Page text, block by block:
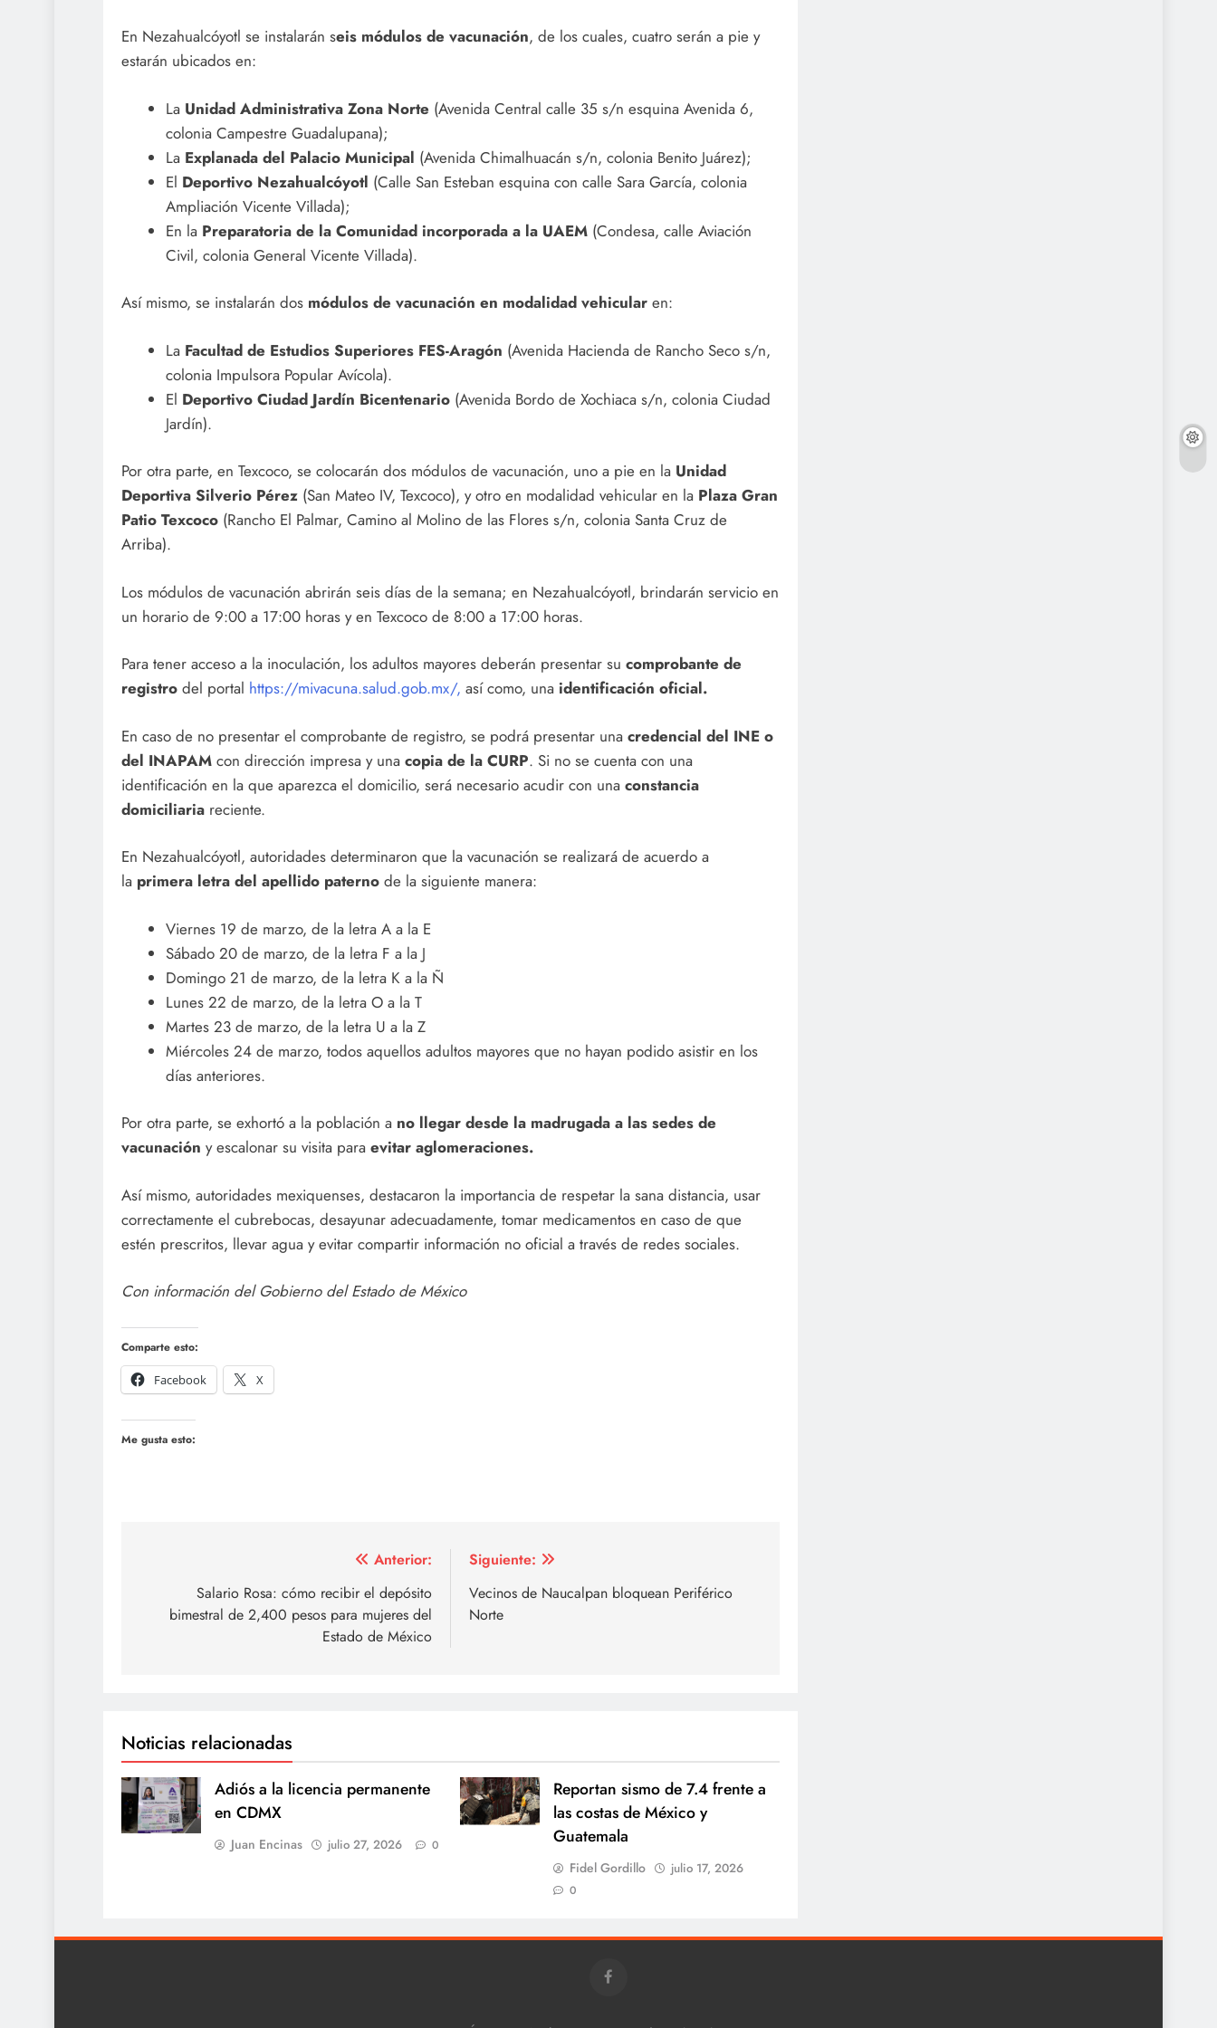
En Nezahualcóyotl se instalarán seis módulos de vacunación, de los cuales, cuatro serán a pie y
estarán ubicados en:
LaUnidad Administrativa Zona Norte (Avenida Central calle 35 s/n esquina Avenida 6,
colonia Campestre Guadalupana);
La Explanada del Palacio Municipal (Avenida Chimalhuacán s/n, colonia Benito Juárez);
El Deportivo Nezahualcóyotl (Calle San Esteban esquina con calle Sara García, colonia
Ampliación Vicente Villada);
En la Preparatoria de la Comunidad incorporada a la UAEM(Condesa, calle Aviación
Civil, colonia General Vicente Villada).
Así mismo, se instalarán dos módulos de vacunación en modalidad vehicular en:
La Facultad de Estudios Superiores FES-Aragón (Avenida Hacienda de Rancho Seco s/n,
colonia Impulsora Popular Avícola).
El Deportivo Ciudad Jardín Bicentenario(Avenida Bordo de Xochiaca s/n, colonia Ciudad
Jardín).
Por otra parte, en Texcoco, se colocarán dos módulos de vacunación, uno a pie en la Unidad
Deportiva Silverio Pérez (San Mateo IV, Texcoco), y otro en modalidad vehicular en la Plaza Gran
Patio Texcoco (Rancho El Palmar, Camino al Molino de las Flores s/n, colonia Santa Cruz de
Arriba).
Los módulos de vacunación abrirán seis días de la semana; en Nezahualcóyotl, brindarán servicio en
un horario de 9:00 a 17:00 horas y en Texcoco de 8:00 a 17:00 horas.
Para tener acceso a la inoculación, los adultos mayores deberán presentar su comprobante de
registro del portal https://mivacuna.salud.gob.mx/, así como, una identificación oficial.
En caso de no presentar el comprobante de registro, se podrá presentar una credencial del INE o
del INAPAM con dirección impresa y una copia de la CURP. Si no se cuenta con una
identificación en la que aparezca el domicilio, será necesario acudir con una constancia
domiciliaria reciente.
En Nezahualcóyotl, autoridades determinaron que la vacunación se realizará de acuerdo a
la primera letra del apellido paterno de la siguiente manera:
Viernes 19 de marzo, de la letra A a la E
Sábado 20 de marzo, de la letra F a la J
Domingo 21 de marzo, de la letra K a la Ñ
Lunes 22 de marzo, de la letra O a la T
Martes 23 de marzo, de la letra U a la Z
Miércoles 24 de marzo, todos aquellos adultos mayores que no hayan podido asistir en los
días anteriores.
Por otra parte, se exhortó a la población a no llegar desde la madrugada a las sedes de
vacunación y escalonar su visita para evitar aglomeraciones.
Así mismo, autoridades mexiquenses, destacaron la importancia de respetar la sana distancia, usar
correctamente el cubrebocas, desayunar adecuadamente, tomar medicamentos en caso de que
estén prescritos, llevar agua y evitar compartir información no oficial a través de redes sociales.
Con información del Gobierno del Estado de México
Comparte esto:
Facebook
X
Me gusta esto:
entradas
Anterior:
Salario Rosa: cómo recibir el depósito
bimestral de 2,400 pesos para mujeres del
Estado de México
Siguiente:
Vecinos de Naucalpan bloquean Periférico
Norte
Noticias relacionadas
Adiós a la licencia permanente
en CDMX
Juan Encinas julio 27, 2026 0
Reportan sismo de 7.4 frente a
las costas de México y
Guatemala
Fidel Gordillo julio 17, 2026
0